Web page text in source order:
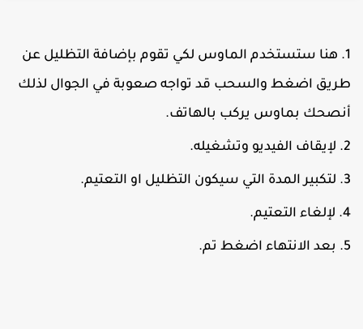
هنا ستستخدم الماوس لكي تقوم بإضافة التظليل عن
اضغط والسحب قد تواجه صعوبة في الجوال لذلك
بماوس يركب بالهاتف.
لإيقاف الفيديو وتشغيله.
لتكبير المدة التي سيكون التظليل او التعتيم.
لإلغاء التعتيم.
بعد الانتهاء اضغط تم.